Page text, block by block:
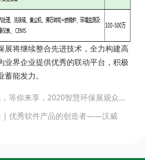
展将继续整合先进技术，全力构建高
业界企业提供优秀的联动平台，积极
能发力。
上一篇: 多重礼遇，等你来享，2020智慧环保展观众预登记开启！
| 优秀软件产品的创造者——汉威